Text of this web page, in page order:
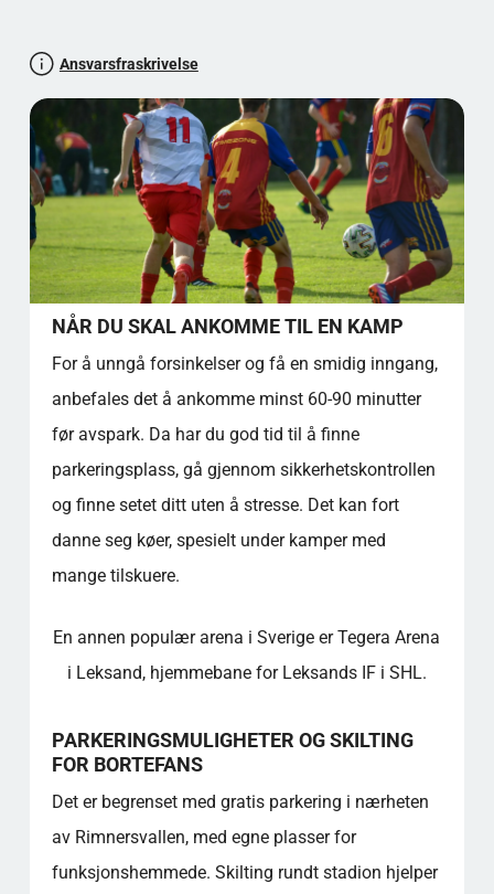
fotballfortid, tilbyr dette stadionet en ekte og
minneverdig opplevelse for sportsentusiaster.
Ansvarsfraskrivelse
NÅR DU SKAL ANKOMME TIL EN KAMP
For å unngå forsinkelser og få en smidig inngang,
anbefales det å ankomme minst 60-90 minutter
før avspark. Da har du god tid til å finne
parkeringsplass, gå gjennom sikkerhetskontrollen
og finne setet ditt uten å stresse. Det kan fort
danne seg køer, spesielt under kamper med
mange tilskuere.
En annen populær arena i Sverige er Tegera Arena
i Leksand, hjemmebane for Leksands IF i SHL.
PARKERINGSMULIGHETER OG SKILTING
FOR BORTEFANS
Det er begrenset med gratis parkering i nærheten
av Rimnersvallen, med egne plasser for
funksjonshemmede. Skilting rundt stadion hjelper
KULTURELL BETYDNING OG
SAMFUNNSPÅVIRKNING
FAKTADEL (FAQ-STIL)
STADIUMINSIGHT VURDERING: 4,2 STJERNER
FINT Å VITE
KILDEHENVISNINGER
Offisiell plassering av stadion
Rimnersvallen, Rimnersgatan 2, 451 52 Uddevalla,
Sverige
La oss teste allmennkunnskapen din!
Kampdagsmagi
VIFTEATMOSFÆRE OG LOKAL SMAK
KLUBBSANG OG SANG PÅ STADION
TILLEGGSVERS
IKONISK SANG
ANDRE FANFAVORITTER
MEDLEMSFORDELER OG FASTE PLASSER
FAKTAOVERSIKT - GODT Å VITE
SAMFUNNSVERDI
nedenfor, som gir ytterligere innsikt og
forklaringer.
FAQ - RIMNERSVALLEN
Når bør jeg ankomme før en fotballkamp for
å unngå lange køer?
Hvor kan bortefans parkere i nærheten av